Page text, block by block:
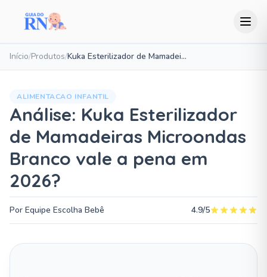
Início/Produtos/ Kuka Esterilizador de Mamadeiras Microondas Branco
ALIMENTACAO INFANTIL
Análise: Kuka Esterilizador
de Mamadeiras Microondas
Branco vale a pena em
2026?
Por Equipe Escolha Bebê 4.9/5